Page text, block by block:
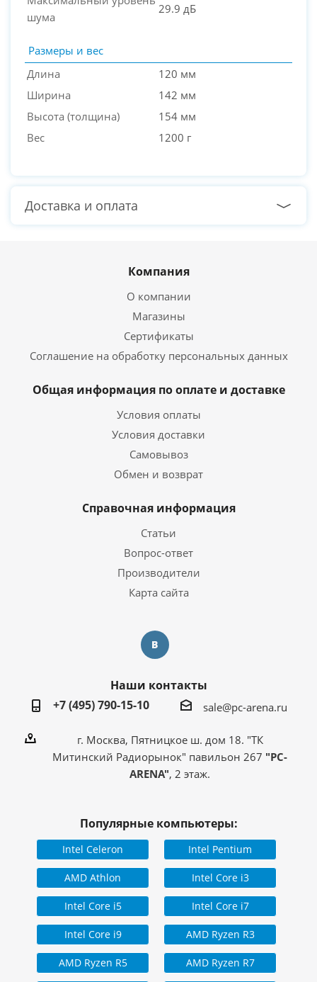
шума
29.9 дБ
Размеры и вес
Длина
120 мм
Ширина
142 мм
Высота (толщина)
154 мм
Вес
1200 г
Доставка и оплата
Компания
О компании
Магазины
Сертификаты
Соглашение на обработку персональных данных
Общая информация по оплате и доставке
Условия оплаты
Условия доставки
Самовывоз
Обмен и возврат
Справочная информация
Статьи
Вопрос-ответ
Производители
Карта сайта
Наши контакты
+7 (495) 790-15-10
sale@pc-arena.ru
г. Москва, Пятницкое ш. дом 18. "ТК
Митинский Радиорынок" павильон 267 "PC-
ARENA", 2 этаж.
Популярные компьютеры:
Intel Celeron Intel Pentium
AMD Athlon Intel Core i3
Intel Core i5 Intel Core i7
Intel Core i9 AMD Ryzen R3
AMD Ryzen R5 AMD Ryzen R7